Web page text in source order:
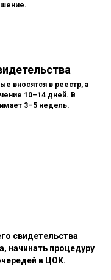
вносятся в реестр, а
10–14 дней. В
3–5 недель.
свидетельства
начинать процедуру
в ЦОК.